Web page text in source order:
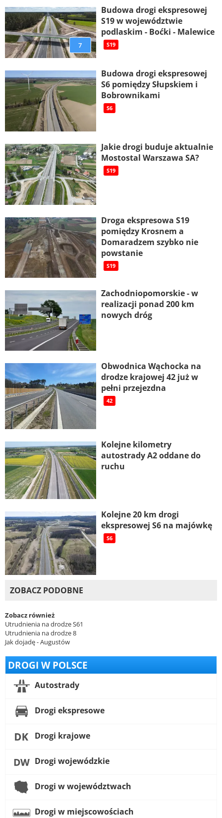
7
Budowa drogi ekspresowej
S19 w województwie
podlaskim - Boćki - Malewice
S19
Budowa drogi ekspresowej
S6 pomiędzy Słupskiem i
Bobrownikami
S6
Jakie drogi buduje aktualnie
Mostostal Warszawa SA?
S19
Droga ekspresowa S19
pomiędzy Krosnem a
Domaradzem szybko nie
powstanie
S19
Zachodniopomorskie - w
realizacji ponad 200 km
nowych dróg
Obwodnica Wąchocka na
drodze krajowej 42 już w
pełni przejezdna
42
Kolejne kilometry
autostrady A2 oddane do
ruchu
Kolejne 20 km drogi
ekspresowej S6 na majówkę
S6
ZOBACZ PODOBNE
Zobacz również
Utrudnienia na drodze S61
Utrudnienia na drodze 8
Jak dojadę - Augustów
DROGI W POLSCE
Autostrady
Drogi ekspresowe
Drogi krajowe
Drogi wojewódzkie
Drogi w województwach
Drogi w miejscowościach